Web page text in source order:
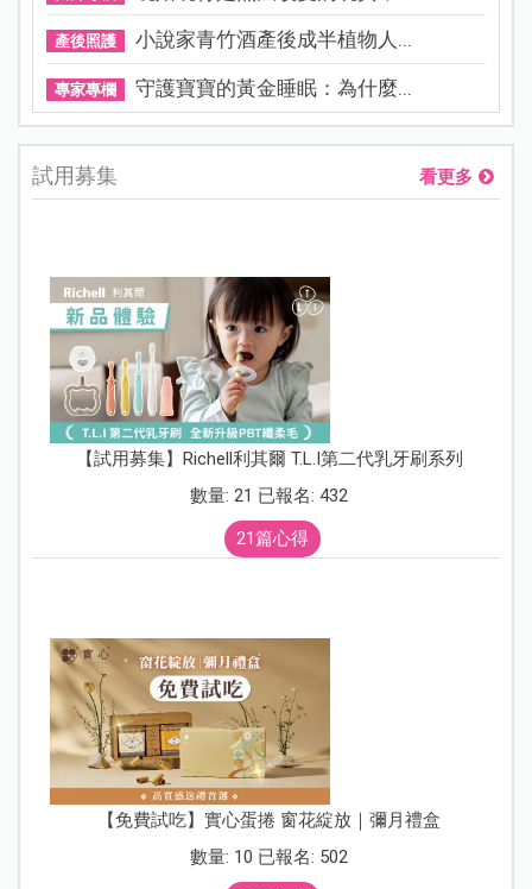
產後照護 小說家青竹酒產後成半植物人...
專家專欄 守護寶寶的黃金睡眠：為什麼...
試用募集 看更多
【試用募集】Richell利其爾 T.L.I第二代乳牙刷系列
數量: 21 已報名: 432
21篇心得
【免費試吃】實心蛋捲 窗花綻放｜彌月禮盒
數量: 10 已報名: 502